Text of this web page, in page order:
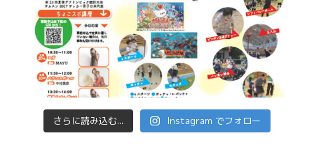
さらに読み込む... Instagram でフォロー